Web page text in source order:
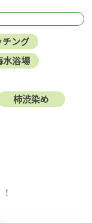
ング
浴場
柿渋染め